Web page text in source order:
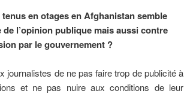
en otages en Afghanistan semble
l’opinion publique mais aussi contre
par le gouvernement ?
journalistes de ne pas faire trop de publicité à
et ne pas nuire aux conditions de leur